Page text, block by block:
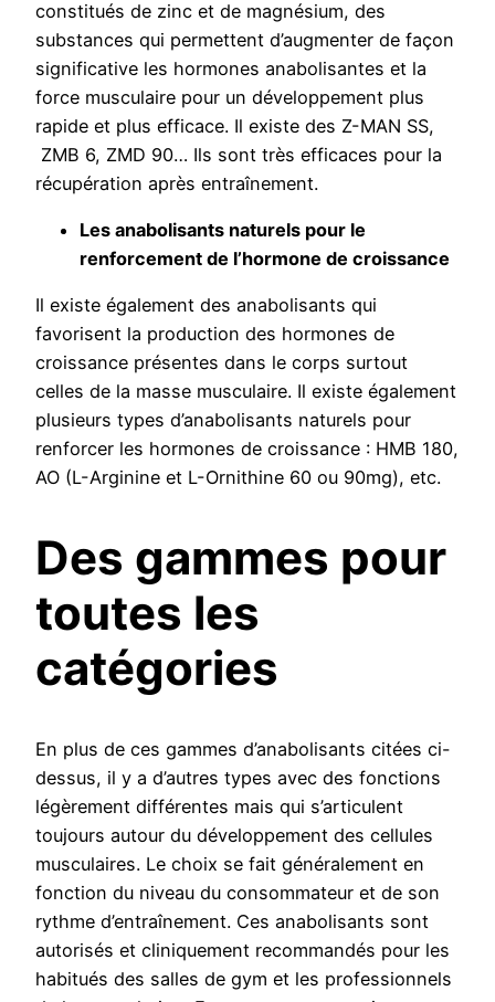
constitués de zinc et de magnésium, des
substances qui permettent d’augmenter de façon
significative les hormones anabolisantes et la
force musculaire pour un développement plus
rapide et plus efficace. Il existe des Z-MAN SS,
ZMB 6, ZMD 90… Ils sont très efficaces pour la
récupération après entraînement.
Les anabolisants naturels pour le
renforcement de l’hormone de croissance
Il existe également des anabolisants qui
favorisent la production des hormones de
croissance présentes dans le corps surtout
celles de la masse musculaire. Il existe également
plusieurs types d’anabolisants naturels pour
renforcer les hormones de croissance : HMB 180,
AO (L-Arginine et L-Ornithine 60 ou 90mg), etc.
Des gammes pour
toutes les
catégories
En plus de ces gammes d’anabolisants citées ci-
dessus, il y a d’autres types avec des fonctions
légèrement différentes mais qui s’articulent
toujours autour du développement des cellules
musculaires. Le choix se fait généralement en
fonction du niveau du consommateur et de son
rythme d’entraînement. Ces anabolisants sont
autorisés et cliniquement recommandés pour les
habitués des salles de gym et les professionnels